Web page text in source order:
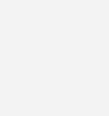
dem
von uns